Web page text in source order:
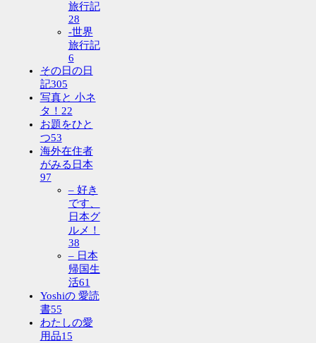
旅行記
28
-世界
旅行記
6
その日の日
記305
写真と 小ネ
タ！ 22
お題をひと
つ53
海外在住者
がみる日本
97
– 好き
です、
日本グ
ルメ！
38
– 日本
帰国生
活61
Yoshiの 愛読
書55
わたしの愛
用品15